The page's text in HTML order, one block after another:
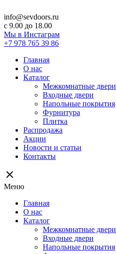
info@sevdoors.ru
c 9.00 до 18.00
Мы в Инстаграм
+7 978 765 39 86
Главная
О нас
Каталог
Межкомнатные двери
Входные двери
Напольные покрытия
Фурнитура
Плитка
Распродажа
Акции
Новости и статьи
Контакты
close
Меню
Главная
О нас
Каталог
Межкомнатные двери
Входные двери
Напольные покрытия